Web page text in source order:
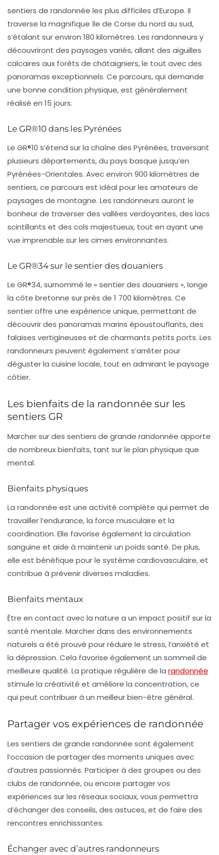
sentiers de randonnée les plus difficiles d’Europe. Il
traverse la magnifique île de Corse du nord au sud,
s’étalant sur environ 180 kilomètres. Les randonneurs y
découvriront des paysages variés, allant des aiguilles
calcaires aux forêts de châtaigniers, le tout avec des
panoramas exceptionnels. Ce parcours, qui demande
une bonne condition physique, est généralement
réalisé en 15 jours.
Le GR®10 dans les Pyrénées
Le GR®10 s’étend sur la chaîne des Pyrénées, traversant
plusieurs départements, du pays basque jusqu’en
Pyrénées-Orientales. Avec environ 900 kilomètres de
sentiers, ce parcours est idéal pour les amateurs de
paysages de montagne. Les randonneurs auront le
bonheur de traverser des vallées verdoyantes, des lacs
scintillants et des cols majestueux, tout en ayant une
vue imprenable sur les cimes environnantes.
Le GR®34 sur le sentier des douaniers
Le GR®34, surnommé le « sentier des douaniers », longe
la côte bretonne sur près de 1 700 kilomètres. Ce
sentier offre une expérience unique, permettant de
découvrir des panoramas marins époustouflants, des
falaises vertigineuses et de charmants petits ports. Les
randonneurs peuvent également s’arrêter pour
déguster la cuisine locale, tout en admirant le paysage
côtier.
Les bienfaits de la randonnée sur les
sentiers GR
Marcher sur des sentiers de grande randonnée apporte
de nombreux bienfaits, tant sur le plan physique que
mental.
Bienfaits physiques
La randonnée est une activité complète qui permet de
travailler l’endurance, la force musculaire et la
coordination. Elle favorise également la circulation
sanguine et aide à maintenir un poids santé. De plus,
elle est bénéfique pour le système cardiovasculaire, et
contribue à prévenir diverses maladies.
Bienfaits mentaux
Être en contact avec la nature a un impact positif sur la
santé mentale. Marcher dans des environnements
naturels a été prouvé pour réduire le stress, l’anxiété et
la dépression. Cela favorise également un sommeil de
meilleure qualité. La pratique régulière de la randonnée
stimule la créativité et améliore la concentration, ce
qui peut contribuer à un meilleur bien-être général.
Partager vos expériences de randonnée
Les sentiers de grande randonnée sont également
l’occasion de partager des moments uniques avec
d’autres passionnés. Participer à des groupes ou des
clubs de randonnée, ou encore partager vos
expériences sur les réseaux sociaux, vous permettra
d’échanger des conseils, des astuces, et de faire des
rencontres enrichissantes.
Échanger avec d’autres randonneurs